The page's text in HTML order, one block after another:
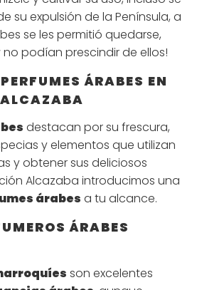
su expulsión de la Península, a
se les permitió quedarse,
no podían prescindir de ellos!
ÁRABES EN
destacan por su frescura,
y elementos que utilizan
y obtener sus deliciosos
Alcazaba introducimos una
árabes a tu alcance.
ÁRABES
son excelentes